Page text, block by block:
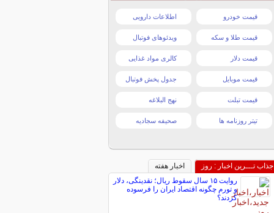
قیمت خودرو اطلاعات دارویی
قیمت طلا و سکه ویدئوهای فوتبال
قیمت دلار کالری مواد غذایی
قیمت موبایل جدول پخش فوتبال
قیمت تبلت نهج البلاغه
تیتر روزنامه ها صحیفه سجادیه
جذاب تـــرین اخبار : روز
اخبار هفته
روایت ۱۵ سال سقوط ریال؛ نقدینگی، دلار
و تورم چگونه اقتصاد ایران را فرسوده
کردند؟